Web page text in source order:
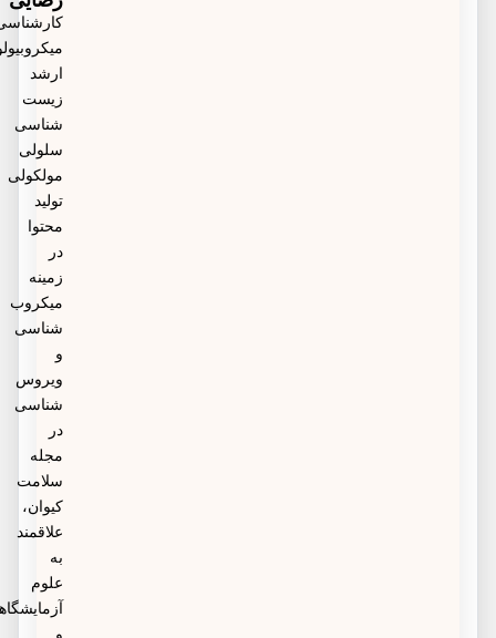
کارشناسی
میکروبیولوژی،
زیست
شناسی
سلولی
مولکولی
محتوا
میکروب
شناسی
ویروس
شناسی
سلامت
کیوان،
علاقمند
آزمایشگاهی